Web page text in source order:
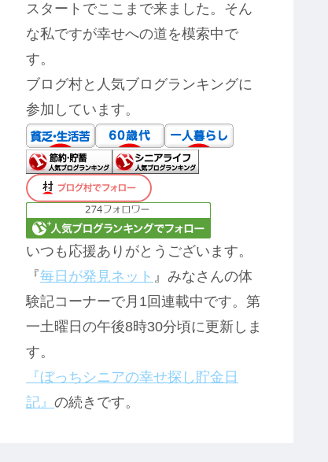
スタートでここまで来ました。そん
な私ですが幸せへの道を模索中で
す。
ブログ村と人気ブログランキングに
参加しています。
いつも応援ありがとうございます。
『毎日が発見ネット 』みなさんの体
験記コーナーで月1回連載中です。第
一土曜日の午後8時30分頃に更新しま
す。
『ぼっちシニアの幸せ探し貯金日
記』 の続きです。